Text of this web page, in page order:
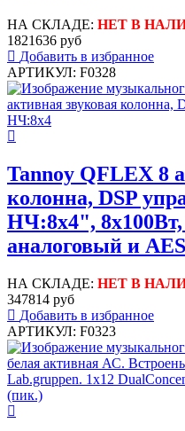
НА СКЛАДЕ: НЕТ В
1821636 руб
Добавить в избранное
АРТИКУЛ: F0328
Tannoy QFLEX 8
колонна, DSP
НЧ:8х4",
аналоговый и
НА СКЛАДЕ: НЕТ В
347814 руб
Добавить в избранное
АРТИКУЛ: F0323